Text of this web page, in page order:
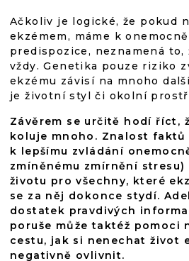
Ačkoliv je logické, že pokud
ekzémem, máme k
predispozice, neznamená
vždy. Genetika pouze riziko
ekzému závisí na mnoho
je životní styl či okolní
Závěrem se určitě hodí říct,
koluje mnoho. Znalost
k lepšímu zvládání
zmíněnému zmírnění
životu pro všechny, které
se za něj dokonce stydí.
dostatek pravdivých
poruše může taktéž pomoci
cestu, jak si nenechat život
negativně ovlivnit.